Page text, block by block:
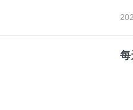
每